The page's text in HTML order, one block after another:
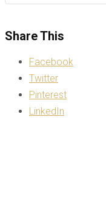
Share This
Facebook
Twitter
Pinterest
LinkedIn